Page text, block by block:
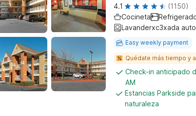
4.1
(1150)
Cocineta
Lavanderxc3xada
Easy weekly payment
Quédate más tiempo y
Check-in anticipado
AM
Estancias Parkside
naturaleza